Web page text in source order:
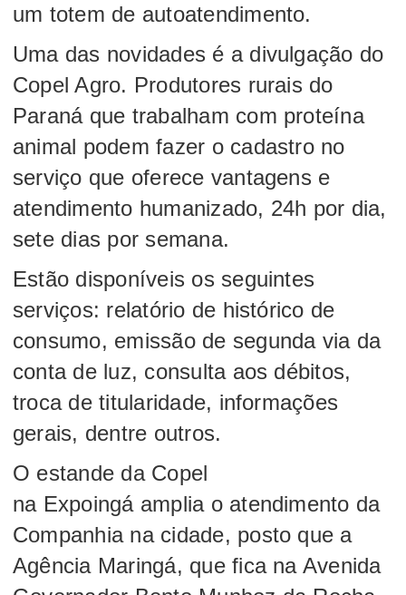
um totem de autoatendimento.
Uma das novidades é a divulgação do
Copel Agro. Produtores rurais do
Paraná que trabalham com proteína
animal podem fazer o cadastro no
serviço que oferece vantagens e
atendimento humanizado, 24h por dia,
sete dias por semana.
Estão disponíveis os seguintes
serviços: relatório de histórico de
consumo, emissão de segunda via da
conta de luz, consulta aos débitos,
troca de titularidade, informações
gerais, dentre outros.
O estande da Copel
na Expoingá amplia o atendimento da
Companhia na cidade, posto que a
Agência Maringá, que fica na Avenida